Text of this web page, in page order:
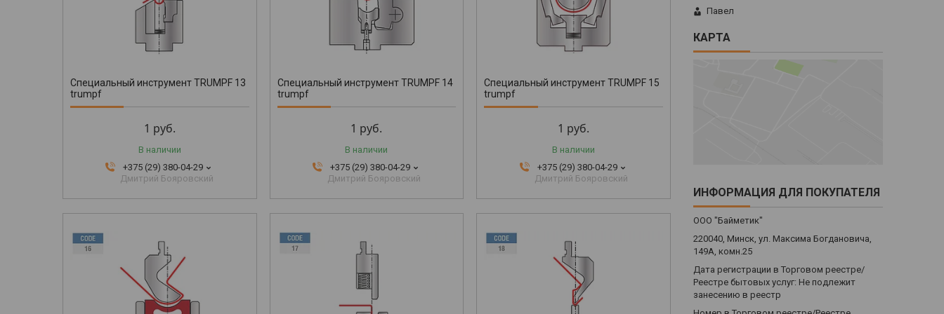
Специальный инструмент TRUMPF 13
trumpf
1 руб.
В наличии
+375 (29) 380-04-29
Дмитрий Бояровский
Специальный инструмент TRUMPF 14
trumpf
1 руб.
В наличии
+375 (29) 380-04-29
Дмитрий Бояровский
Специальный инструмент TRUMPF 15
trumpf
1 руб.
В наличии
+375 (29) 380-04-29
Дмитрий Бояровский
Павел
КАРТА
ИНФОРМАЦИЯ ДЛЯ ПОКУПАТЕЛЯ
ООО "Байметик"
220040, Минск, ул. Максима Богдановича,
149А, комн.25
Дата регистрации в Торговом реестре/
Реестре бытовых услуг: Не подлежит
занесению в реестр